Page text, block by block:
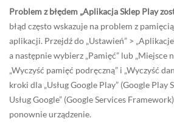
Problem z błędem „Aplikacja Sklep Play
błąd często wskazuje na problem z
aplikacji. Przejdź do „Ustawień” >
a następnie wybierz „Pamięć” lub „Miejsce
„Wyczyść pamięć podręczną” i „Wyczyść
kroki dla „Usług Google Play” (Google Play
Usług Google” (Google Services
ponownie urządzenie.